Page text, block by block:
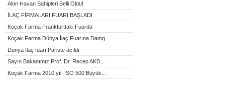
Altın Havan Sahipleri Belli Oldu!
İLAÇ FİRMALARI FUARI BAŞLADI
Koçak Farma Frankfurttaki Fuarda
Koçak Farma Dünya İlaç Fuarına Damg...
Dünya İlaç fuarı Pariste açıldı
Sayın Bakanımız Prof. Dr. Recep AKD...
Koçak Farma 2010 yılı İSO 500 Büyük...